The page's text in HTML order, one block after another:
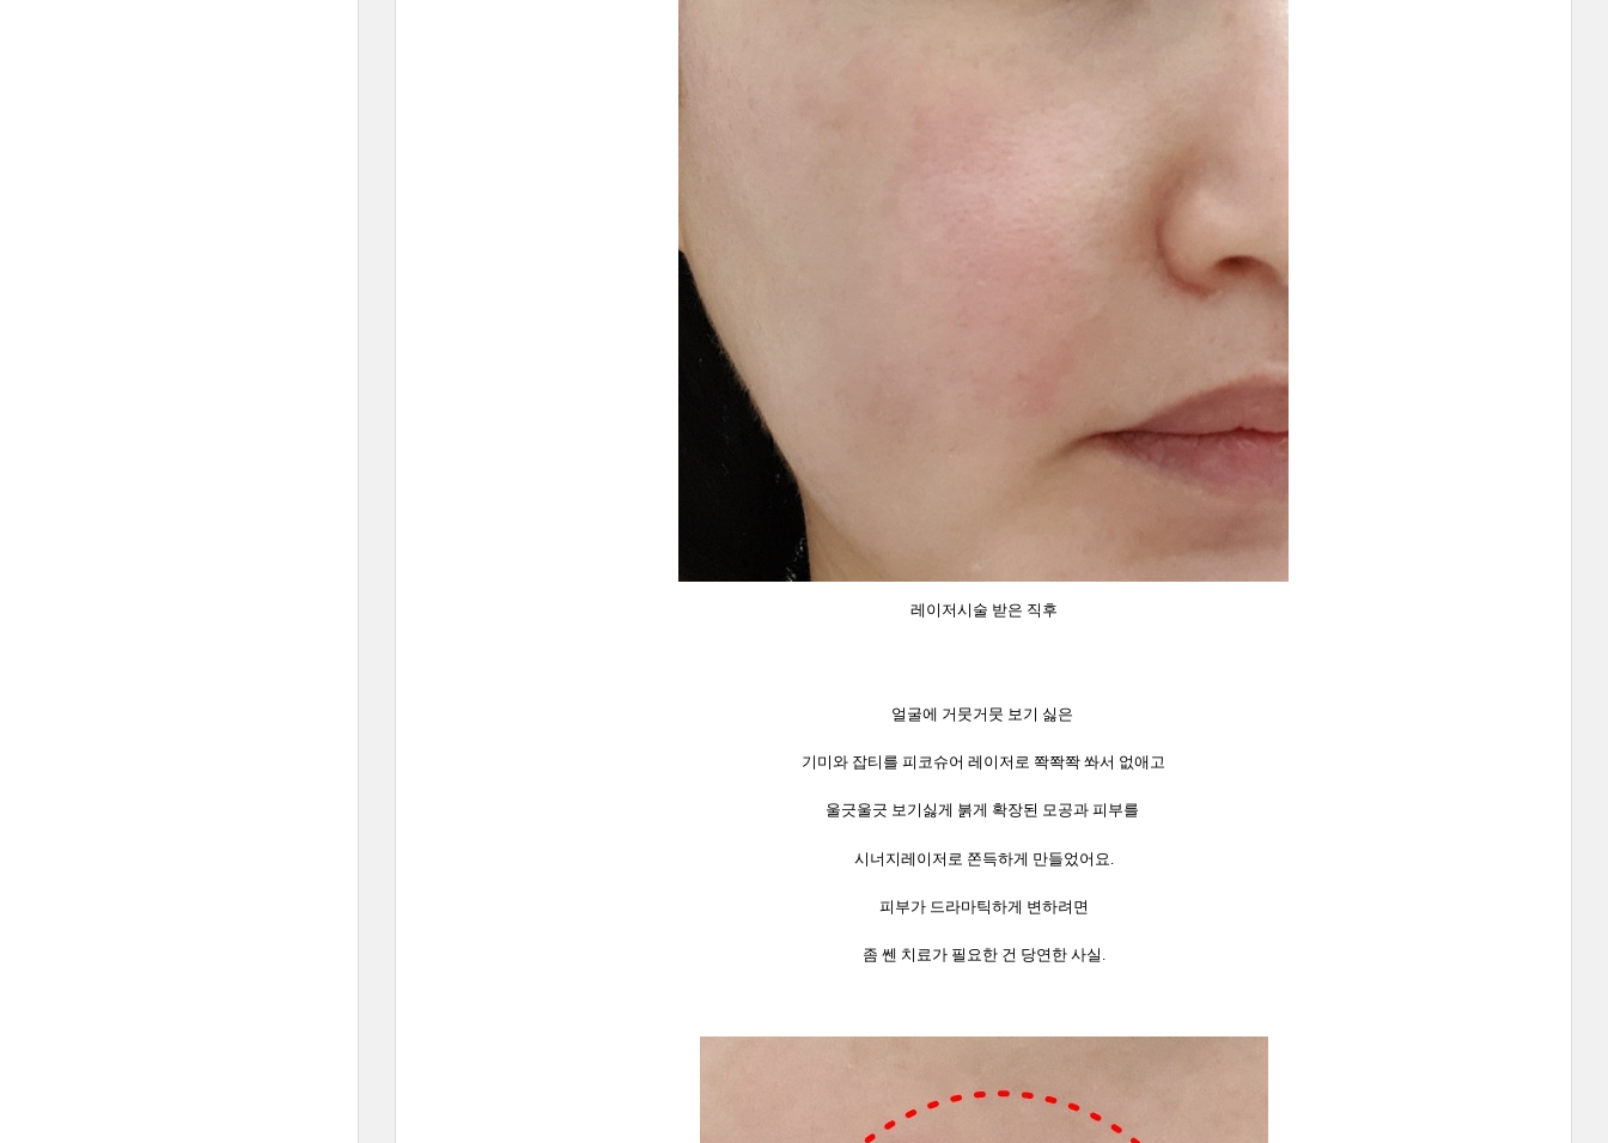
레이저시술 받은 직후
얼굴에 거뭇거뭇 보기 싫은
기미와 잡티를 피코슈어 레이저로 쫙쫙쫙 쏴서 없애고
울긋울긋 보기싫게 붉게 확장된 모공과 피부를
시너지레이저로 쫀득하게 만들었어요.
피부가 드라마틱하게 변하려면
좀 쎈 치료가 필요한 건 당연한 사실.